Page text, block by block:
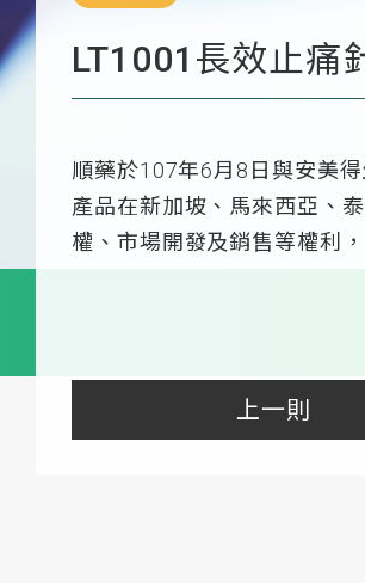
LT1001長效止痛
順藥於107年6月8日與安美
產品在新加坡、馬來西亞、
權、市場開發及銷售等權利
上一則